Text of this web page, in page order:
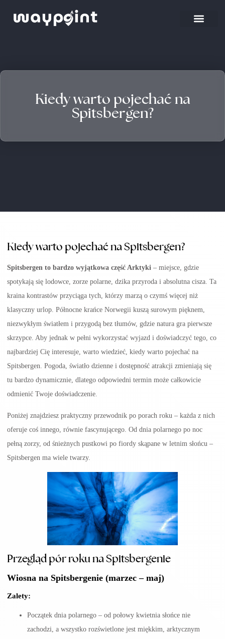
Kiedy warto pojechać na
Spitsbergen?
Kiedy warto pojechać na Spitsbergen?
Spitsbergen to bardzo wyjątkowa część Arktyki – miejsce, gdzie
spotykają się lodowce, zorze polarne, dzika przyroda i absolutna cisza. Ta
kraina kontrastów przyciąga tych, którzy marzą o czymś więcej niż
klasyczny urlop. Północne krańce Norwegii kuszą surowym pięknem,
niezwykłym światłem i przygodą bez tłumów, gdzie natura gra pierwsze
skrzypce. Aby jednak w pełni wykorzystać wyjazd i doświadczyć tego, co
najbardziej Cię interesuje, warto wiedzieć, kiedy warto pojechać na
Spitsbergen. Pogoda, światło dzienne i dostępność atrakcji zmieniają się
tu bardzo dynamicznie, dlatego odpowiedni termin może całkowicie
odmienić Twoje doświadczenie.
Poniżej znajdziesz praktyczny przewodnik po porach roku – każda z nich
oferuje coś innego, równie fascynującego. Od dnia polarnego po noc
pełną zorzy, od śnieżnych pustkowi po fiordy skąpane w letnim słońcu –
Spitsbergen ma wiele twarzy.
Przegląd pór roku naSpitsbergenie
Wiosna na Spitsbergenie (marzec – maj)
Zalety:
Początek dnia polarnego – od połowy kwietnia słońce nie
zachodzi, a wszystko rozświetlone jest miękkim, arktycznym